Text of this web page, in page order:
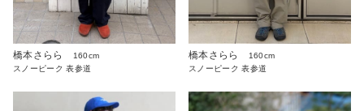
橋本さらら
160cm
スノーピーク 表参道
橋本さらら
160cm
スノーピーク 表参道